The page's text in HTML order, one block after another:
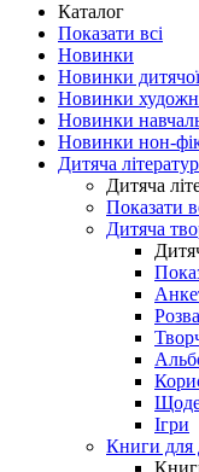
Каталог
Показати всі
Новинки
Новинки дитячої
Новинки
Новинки
Новинки нон-
Дитяча
Дитяча
Показати
Дитяча
Ігри
Книги для